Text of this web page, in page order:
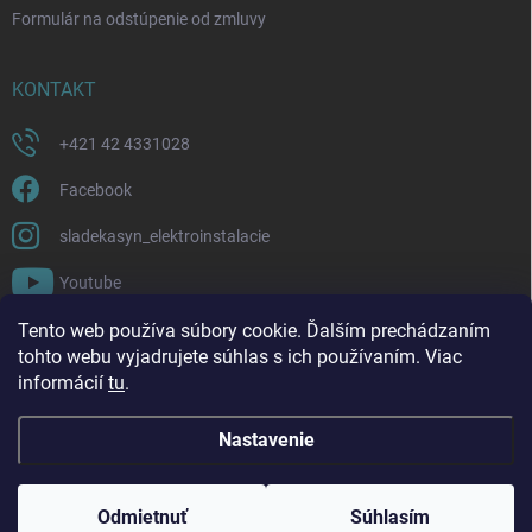
Tento web používa súbory cookie. Ďalším prechádzaním
tohto webu vyjadrujete súhlas s ich používaním. Viac
informácií tu.
Nastavenie
Odmietnuť Súhlasím
Formulár na odstúpenie od zmluvy
KONTAKT
+421 42 4331028
Facebook
sladekasyn_elektroinstalacie
Youtube
FACEBOOK
Copyright 2026Sládek a syn | Elektroinštalácie a materiál. Všetky práva
vyhradené.
Upraviť nastavenie cookies